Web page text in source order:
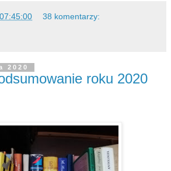
07:45:00 38 komentarzy:
2020
roku 2020